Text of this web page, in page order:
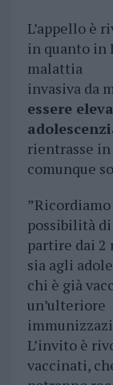
L’appello è
in quanto in
malattia
invasiva da
essere
rientrasse in
comunque
possibilità
partire dai 2
sia agli
chi è già
un’ulteriore
L’invito è
vaccinati,